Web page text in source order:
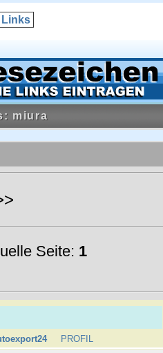
Links
miura
Seite: 1
PROFIL